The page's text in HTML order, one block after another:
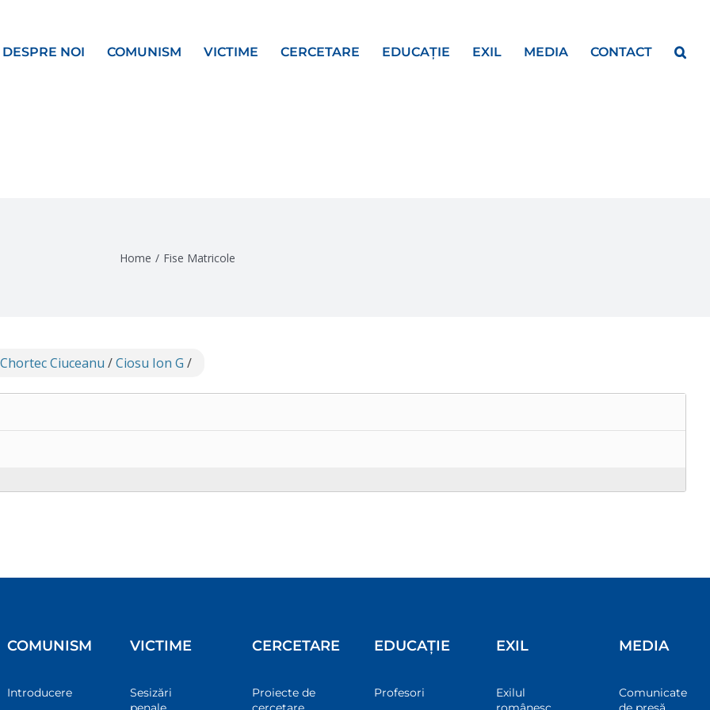
DESPRE NOI COMUNISM VICTIME CERCETARE EDUCAȚIE EXIL MEDIA CONTACT
Home / Fise Matricole
Ciuceanu /Ciosu Ion G /
COMUNISM
Introducere
VICTIME
Sesizări
CERCETARE
Proiecte de
EDUCAȚIE
Profesori
EXIL
Exilul
MEDIA
Comunicate